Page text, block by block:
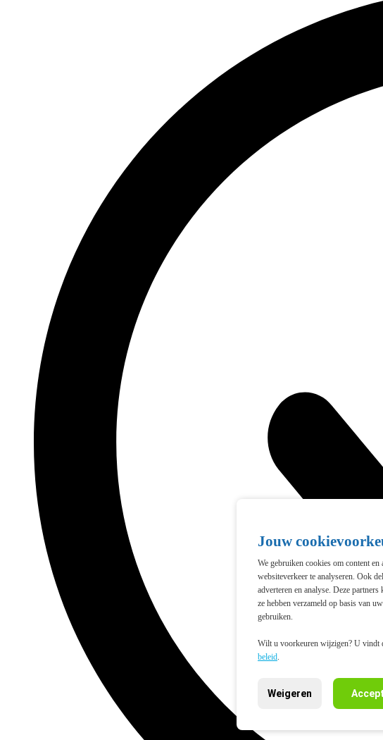
Jouw
We gebruiken cookies om content
websiteverkeer te analyseren. Ook
adverteren en analyse. Deze
ze hebben verzameld op basis van
gebruiken.
Wilt u voorkeuren wijzigen? U vindt
beleid.
Weigeren